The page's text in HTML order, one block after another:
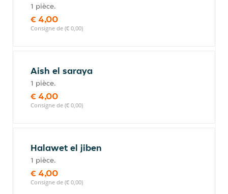
1 pièce.
€ 4,00
Consigne de (€ 0,00)
Aish el saraya
1 pièce.
€ 4,00
Consigne de (€ 0,00)
Halawet el jiben
1 pièce.
€ 4,00
Consigne de (€ 0,00)